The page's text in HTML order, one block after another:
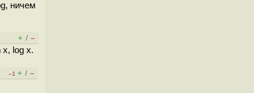
ничем
+ / –
x, log x.
–1 + / –